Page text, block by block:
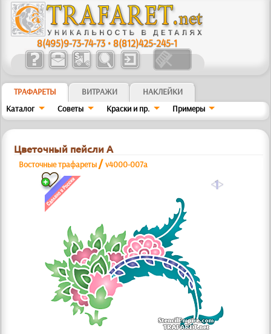
8(495)9-73-74-73 •8(812)425-245-1
ТРАФАРЕТЫ ВИТРАЖИ
НАКЛЕЙКИ
Каталог
Советы Краски и пр. Примеры
Цветочный пейсли А
Восточные трафареты /v4000-007a
a